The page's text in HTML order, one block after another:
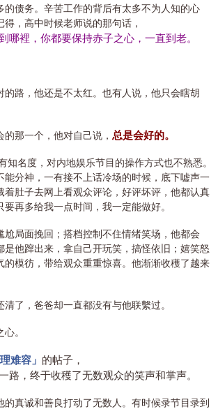
债务。辛苦工作的背后有太多不为人知的心
，高中时候老师说的那句话，
裡，你都要保持赤子之心，一直到老。
路，他还是不太红。也有人说，他只会瞎胡
那一个，他对自己说， 总是会好的。
名度，对内地娱乐节目的操作方式也不熟悉。
分神，一有接不上话冷场的时候，底下嘘声一
肚子去网上看观众评论，好评坏评，他都认真
再多给我一点时间，我一定能做好。
局面挽回；搭档控制不住情绪笑场，他都会
是他蹿出来，拿自己开玩笑，搞怪依旧；嬉笑怒
模彷，带给观众重重惊喜。他渐渐收穫了越来
了，爸爸却一直都没有与他联繫过。
。
难容」 的帖子，
，终于收穫了无数观众的笑声和掌声。
真诚和善良打动了无数人。有时候录节目录到